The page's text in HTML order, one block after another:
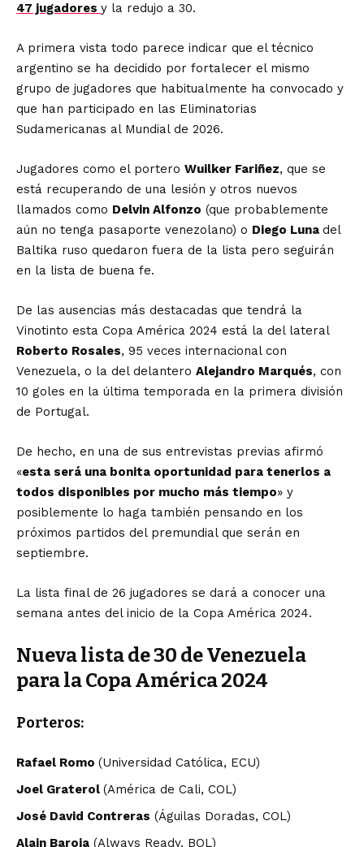
47 jugadores y la redujo a 30.
A primera vista todo parece indicar que el técnico
argentino se ha decidido por fortalecer el mismo
grupo de jugadores que habitualmente ha convocado y
que han participado en las Eliminatorias
Sudamericanas al Mundial de 2026.
Jugadores como el portero Wuilker Fariñez, que se
está recuperando de una lesión y otros nuevos
llamados como Delvin Alfonzo (que probablemente
aún no tenga pasaporte venezolano) o Diego Luna del
Baltika ruso quedaron fuera de la lista pero seguirán
en la lista de buena fe.
De las ausencias más destacadas que tendrá la
Vinotinto esta Copa América 2024 está la del lateral
Roberto Rosales, 95 veces internacional con
Venezuela, o la del delantero Alejandro Marqués, con
10 goles en la última temporada en la primera división
de Portugal.
De hecho, en una de sus entrevistas previas afirmó
«esta será una bonita oportunidad para tenerlos a
todos disponibles por mucho más tiempo» y
posiblemente lo haga también pensando en los
próximos partidos del premundial que serán en
septiembre.
La lista final de 26 jugadores se dará a conocer una
semana antes del inicio de la Copa América 2024.
Nueva lista de 30 de Venezuela
para la Copa América 2024
Porteros:
Rafael Romo (Universidad Católica, ECU)
Joel Graterol (América de Cali, COL)
José David Contreras (Águilas Doradas, COL)
Alain Baroja (Always Ready, BOL)